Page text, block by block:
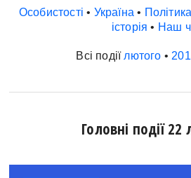
Особистості • Україна • Політика
історія • Наш
Всі події лютого •
Головні події